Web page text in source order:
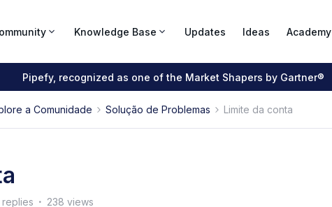
Knowledge Base Updates Ideas Academy
Pipefy, recognized as one of the Market Shapers by Gartner®
a Comunidade Solução de Problemas Limite da conta
replies 238 views